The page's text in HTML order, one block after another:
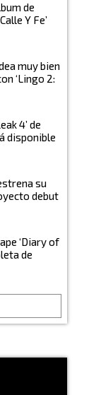
de
Y Fe’
muy bien
‘Lingo 2:
4’ de
disponible
su
debut
‘Diary of
de